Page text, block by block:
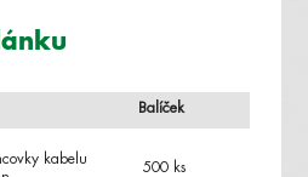
Balíček
kabelu
500 ks